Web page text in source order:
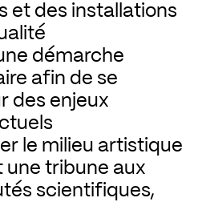
et des installations
démarche
afin de se
des enjeux
le milieu artistique
une tribune aux
scientifiques,